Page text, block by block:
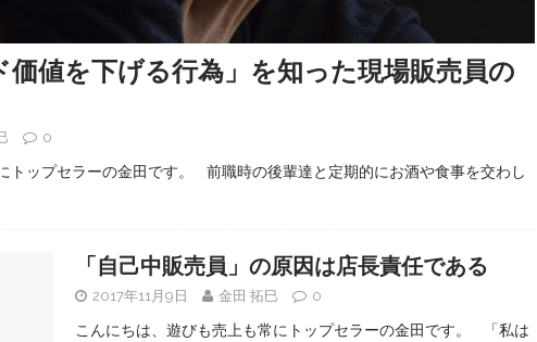
値を下げる行為」を知った現場販売員の
0
トップセラーの金田です。 前職時の後輩達と定期的にお酒や食事を交わし
「自己中販売員」の原因は店長責任である
2017年11月9日 金田 拓巳 0
こんにちは、遊びも売上も常にトップセラーの金田です。 「私は